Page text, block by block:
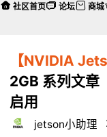
【NVIDIA
2GB 系列文章
启用
jetson小助理
社区首页 论坛 商城